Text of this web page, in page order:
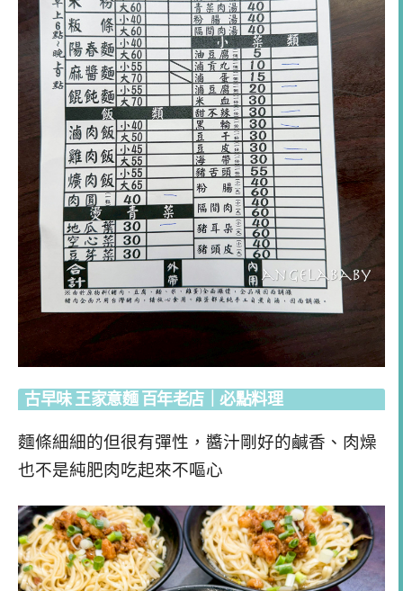
古早味 王家意麵 百年老店｜必點料理
麵條細細的但很有彈性，醬汁剛好的鹹香、肉燥
也不是純肥肉吃起來不嘔心